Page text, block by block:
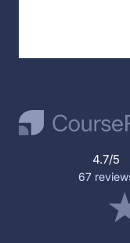
4.7/5
67